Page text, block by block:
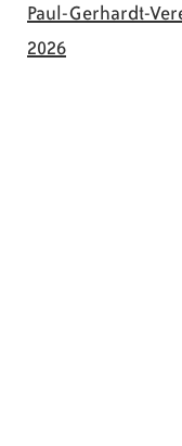
Paul-Gerhardt-
2026